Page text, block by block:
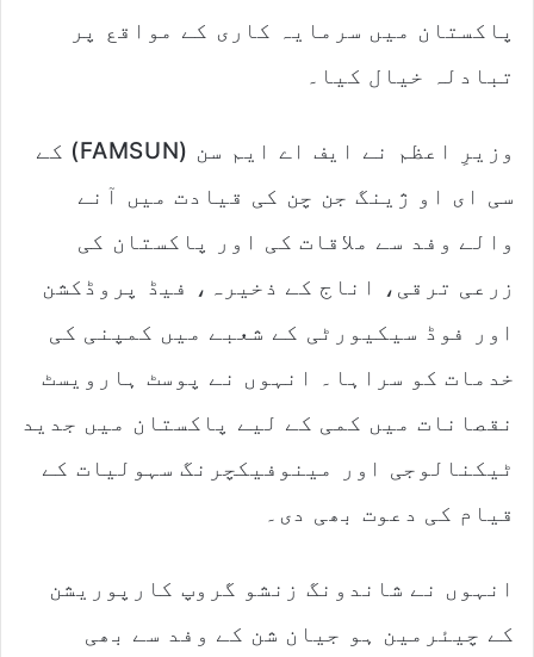
پاکستان میں سرمایہ کاری کے مواقع پر
تبادلہ خیال کیا۔
وزیرِ اعظم نے ایف اے ایم سن (FAMSUN) کے
سی ای او ژینگ جن چن کی قیادت میں آنے
والے وفد سے ملاقات کی اور پاکستان کی
زرعی ترقی، اناج کے ذخیرہ، فیڈ پروڈکشن
اور فوڈ سیکیورٹی کے شعبے میں کمپنی کی
خدمات کو سراہا۔ انہوں نے پوسٹ ہارویسٹ
نقصانات میں کمی کے لیے پاکستان میں جدید
ٹیکنالوجی اور مینوفیکچرنگ سہولیات کے
قیام کی دعوت بھی دی۔
انہوں نے شاندونگ زنشو گروپ کارپوریشن
کے چیئرمین ہو جیان شن کے وفد سے بھی